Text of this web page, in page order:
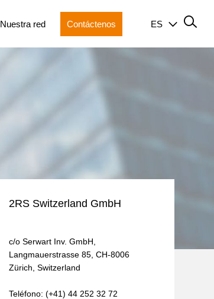
Nuestra red Contáctenos ES
2RS Switzerland GmbH
c/o Serwart Inv. GmbH,
Langmauerstrasse 85, CH-8006
Zürich, Switzerland
Teléfono: (+41) 44 252 32 72